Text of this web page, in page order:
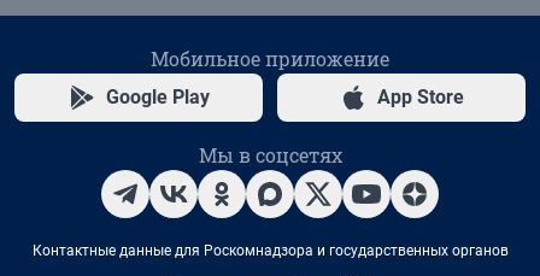
Мобильное приложение
Google Play App Store
Мы в соцсетях
Контактные данные для Роскомнадзора и государственных органов